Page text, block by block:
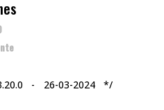
- 26-03-2024 */